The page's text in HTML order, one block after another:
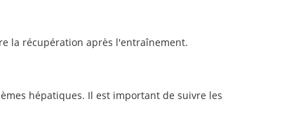
la récupération après l'entraînement.
hépatiques. Il est important de suivre les